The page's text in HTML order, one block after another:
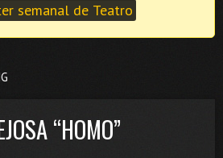
semanal de Teatro
“HOMO”